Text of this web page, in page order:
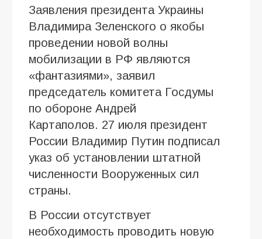
Заявления президента Украины
Владимира Зеленского о якобы
проведении новой волны
мобилизации в РФ являются
«фантазиями», заявил
председатель комитета Госдумы
по обороне Андрей
Картаполов. 27 июля президент
России Владимир Путин подписал
указ об установлении штатной
численности Вооруженных сил
страны.
В России отсутствует
необходимость проводить новую